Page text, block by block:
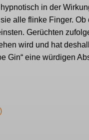
in der
alle flinke Finger.
Gerüchten
wird und hat
Gin“ eine würdigen